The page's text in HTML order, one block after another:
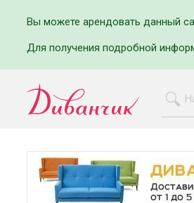
Вы можете арендовать данный
Для получения подробной